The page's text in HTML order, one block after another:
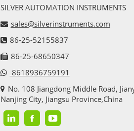
SILVER AUTOMATION INSTRUMENTS
sales@silverinstruments.com
86-25-52155837
86-25-68650347
8618936759191
No. 108 Jiangdong Middle Road,
Nanjing City, Jiangsu Province,China